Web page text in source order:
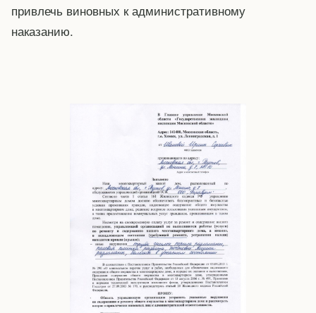
привлечь виновных к административному
наказанию.